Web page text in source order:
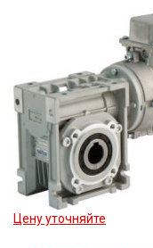
Цену уточняйте